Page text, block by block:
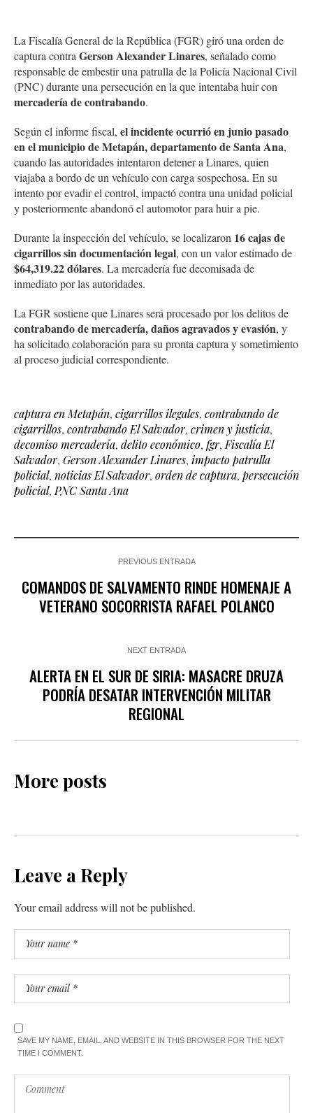
La Fiscalía General de la República (FGR) giró una orden de
captura contra Gerson Alexander Linares, señalado como
responsable de embestir una patrulla de la Policía Nacional Civil
(PNC) durante una persecución en la que intentaba huir con
mercadería de contrabando.
Según el informe fiscal, el incidente ocurrió en junio pasado
en el municipio de Metapán, departamento de Santa Ana,
cuando las autoridades intentaron detener a Linares, quien
viajaba a bordo de un vehículo con carga sospechosa. En su
intento por evadir el control, impactó contra una unidad policial
y posteriormente abandonó el automotor para huir a pie.
Durante la inspección del vehículo, se localizaron 16 cajas de
cigarrillos sin documentación legal, con un valor estimado de
$64,319.22 dólares. La mercadería fue decomisada de
inmediato por las autoridades.
La FGR sostiene que Linares será procesado por los delitos de
contrabando de mercadería, daños agravados y evasión, y
ha solicitado colaboración para su pronta captura y sometimiento
al proceso judicial correspondiente.
captura en Metapán, cigarrillos ilegales, contrabando de
cigarrillos, contrabando El Salvador, crimen y justicia,
decomiso mercadería, delito económico, fgr, Fiscalía El
Salvador, Gerson Alexander Linares, impacto patrulla
policial, noticias El Salvador, orden de captura, persecución
policial, PNC Santa Ana
PREVIOUS ENTRADA
COMANDOS DE SALVAMENTO RINDE HOMENAJE A
VETERANO SOCORRISTA RAFAEL POLANCO
NEXT ENTRADA
ALERTA EN EL SUR DE SIRIA: MASACRE DRUZA
PODRÍA DESATAR INTERVENCIÓN MILITAR
REGIONAL
More posts
Leave a Reply
Your email address will not be published.
SAVE MY NAME, EMAIL, AND WEBSITE IN THIS BROWSER FOR THE NEXT
TIME I COMMENT.